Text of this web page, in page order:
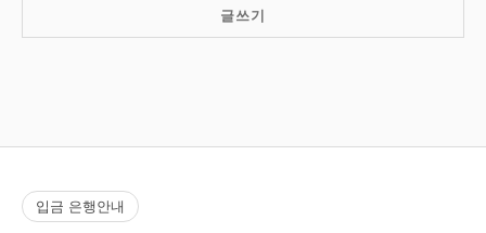
글쓰기
입금 은행안내